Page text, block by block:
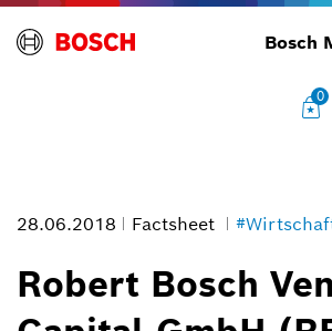
Bosch
0
28.06.2018 Factsheet
Robert Bosch